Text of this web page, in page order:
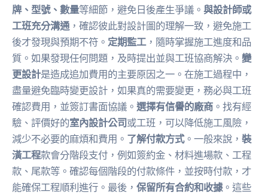
牌、型號、數量等細節，避免日後產生爭議。 與設計師或
工班充分溝通 ，確認彼此對設計圖的理解一致，避免施工
後才發現與預期不符。 定期監工，隨時掌握施工進度和品
質。如果發現任何問題，及時提出並與工班協商解決。 變
更設計是造成追加費用的主要原因之一。在施工過程中，
盡量避免臨時變更設計，如果真的需要變更，務必與工班
確認費用，並簽訂書面協議。 選擇有信譽的廠商 。找有經
驗、評價好的室內設計公司或工班，可以降低施工風險，
減少不必要的麻煩和費用。 了解付款方式。一般來說， 裝
潢工程款會分階段支付，例如簽約金、材料進場款、工程
款、尾款等。確認每個階段的付款條件，並按時付款，才
能確保工程順利進行。最後， 保留所有合約和收據。這些